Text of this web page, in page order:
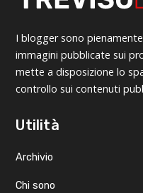
I blogger sono
immagini pubblicate sui
mette a disposizione lo
controllo sui contenuti
Utilità
Archivio
Chi sono